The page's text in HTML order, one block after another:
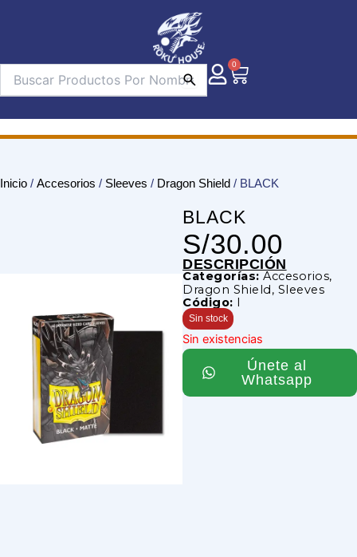
0
Carrito
Inicio / Accesorios / Sleeves / Dragon Shield / BLACK
BLACK
S/30.00
DESCRIPCIÓN
Categorías:Accesorios,
Dragon Shield, Sleeves
Código: I
Sin stock
Sin existencias
Únete al
Whatsapp